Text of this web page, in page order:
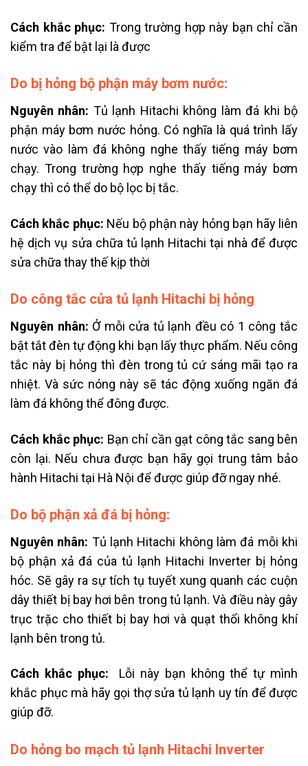
Cách khắc phục: Trong trường hợp này bạn chỉ cần
kiểm tra để bật lại là được
Do bị hỏng bộ phận máy bơm nước:
Nguyên nhân: Tủ lạnh Hitachi không làm đá khi bộ
phận máy bơm nước hỏng. Có nghĩa là quá trình lấy
nước vào làm đá không nghe thấy tiếng máy bơm
chạy. Trong trường hợp nghe thấy tiếng máy bơm
chạy thì có thể do bộ lọc bị tắc.
Cách khắc phục: Nếu bộ phận này hỏng bạn hãy liên
hệ dịch vụ sửa chữa tủ lạnh Hitachi tại nhà để được
sửa chữa thay thế kịp thời
Do công tắc cửa tủ lạnh Hitachi bị hỏng
Nguyên nhân:Ở mỗi cửa tủ lạnh đều có 1 công tắc
bật tắt đèn tự động khi bạn lấy thực phẩm. Nếu công
tắc này bị hỏng thì đèn trong tủ cứ sáng mãi tạo ra
nhiệt. Và sức nóng này sẽ tác động xuống ngăn đá
làm đá không thể đông được.
Cách khắc phục: Bạn chỉ cần gạt công tắc sang bên
còn lại. Nếu chưa được bạn hãy gọi trung tâm bảo
hành Hitachi tại Hà Nội để được giúp đỡ ngay nhé.
Do bộ phận xả đá bị hỏng:
Nguyên nhân: Tủ lạnh Hitachi không làm đá mỗi khi
bộ phận xả đá của tủ lạnh Hitachi Inverter bị hỏng
hóc. Sẽ gây ra sự tích tụ tuyết xung quanh các cuộn
dây thiết bị bay hơi bên trong tủ lạnh. Và điều này gây
trục trặc cho thiết bị bay hơi và quạt thổi không khí
lạnh bên trong tủ.
Cách khắc phục: Lỗi này bạn không thể tự mình
khắc phục mà hãy gọi thợ sửa tủ lạnh uy tín để được
giúp đỡ.
Do hỏng bo mạch tủ lạnh Hitachi Inverter